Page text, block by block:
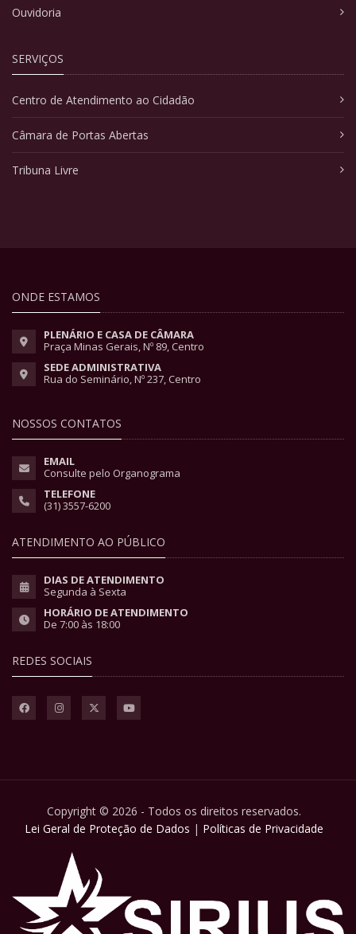
Ouvidoria
SERVIÇOS
Centro de Atendimento ao Cidadão
Câmara de Portas Abertas
Tribuna Livre
ONDE ESTAMOS
PLENÁRIO E CASA DE CÂMARA
Praça Minas Gerais, Nº 89, Centro
SEDE ADMINISTRATIVA
Rua do Seminário, Nº 237, Centro
NOSSOS CONTATOS
EMAIL
Consulte pelo Organograma
TELEFONE
(31) 3557-6200
ATENDIMENTO AO PÚBLICO
DIAS DE ATENDIMENTO
Segunda à Sexta
HORÁRIO DE ATENDIMENTO
De 7:00 às 18:00
REDES SOCIAIS
Copyright © 2026 - Todos os direitos reservados.
Lei Geral de Proteção de Dados | Políticas de Privacidade